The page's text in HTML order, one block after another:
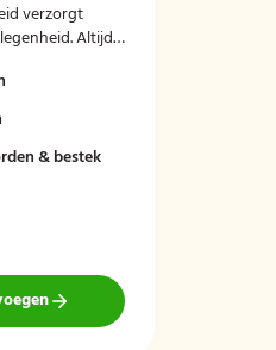
verzorgt
Altijd
& bestek